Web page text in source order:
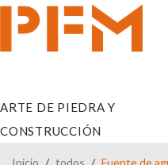
ARTE DE PIEDRA Y
CONSTRUCCIÓN
Inicio / todos / Fuente de